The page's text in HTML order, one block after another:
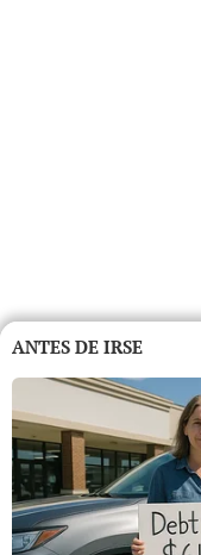
ANTES DE IRSE